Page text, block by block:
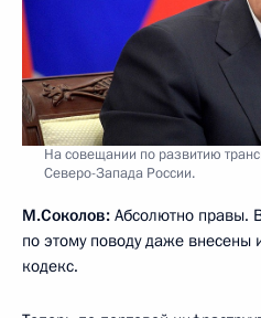
На совещании по развитию
Северо-Запада России.
М.Соколов: Абсолютно правы.
по этому поводу даже
кодекс.